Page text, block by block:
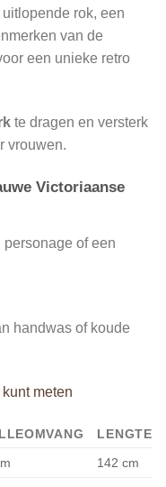
rok, een
van de
een unieke retro
te dragen en versterk
vrouwen.
Victoriaanse
of een
handwas of koude
meten
LENGTE
142 cm